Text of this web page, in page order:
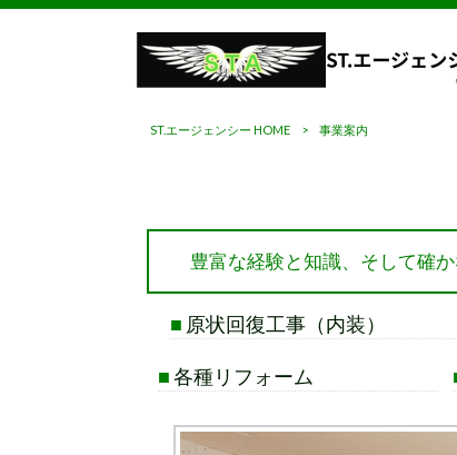
ST.エージェンシー HOME > 事業案内
豊富な経験と知識、そして確
■ 原状回復工事（内装）
■各種リフォーム